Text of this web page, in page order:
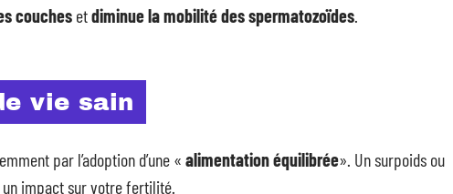
couches etdiminue la mobilité des spermatozoïdes.
vie sain
par l’adoption d’une « alimentation équilibrée». Un surpoids ou
impact sur votre fertilité.